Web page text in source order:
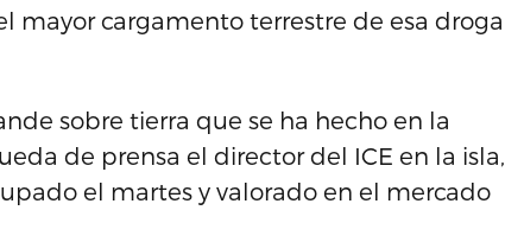
mayor cargamento terrestre de esa droga
sobre tierra que se ha hecho en la
de prensa el director del ICE en la isla,
el martes y valorado en el mercado